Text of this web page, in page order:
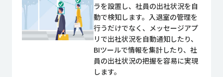
ラを設置し、社員の出社状況を自
動で検知します。入退室の管理を
行うだけでなく、メッセージアプ
リで出社状況を自動通知したり、
BIツールで情報を集計したり、社
員の出社状況の把握を容易に実現
します。